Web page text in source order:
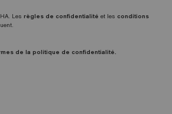
Les règles de confidentialité et les conditions
de la politique de confidentialité.